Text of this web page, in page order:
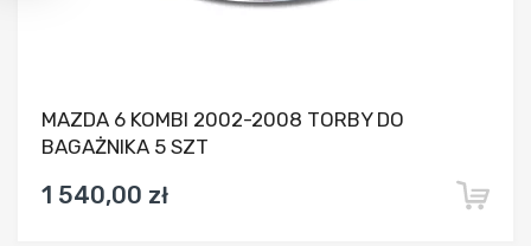
MAZDA 6 KOMBI 2002-2008 TORBY DO
BAGAŻNIKA 5 SZT
1 540,00 zł